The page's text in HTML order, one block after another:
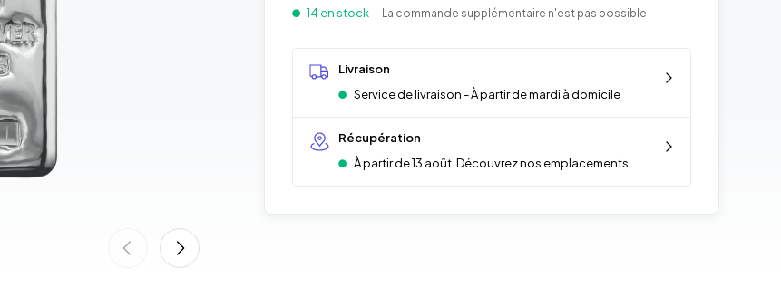
14 en stock - La commande supplémentaire n'est pas possible
Livraison
Service de livraison - À partir de mardi à domicile
Récupération
À partir de 13 août. Découvrez nos emplacements